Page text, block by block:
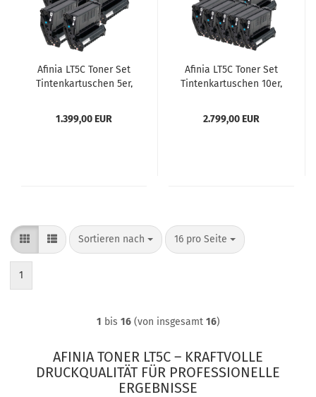
Afinia LT5C Toner Set
Tintenkartuschen 5er,
1.399,00 EUR
Afinia LT5C Toner Set
Tintenkartuschen 10er,
2.799,00 EUR
Sortieren nach
Sortieren nach 16 pro Seite
pro Seite
1
1 bis 16(von insgesamt 16)
AFINIA TONER LT5C – KRAFTVOLLE
DRUCKQUALITÄT FÜR PROFESSIONELLE
ERGEBNISSE